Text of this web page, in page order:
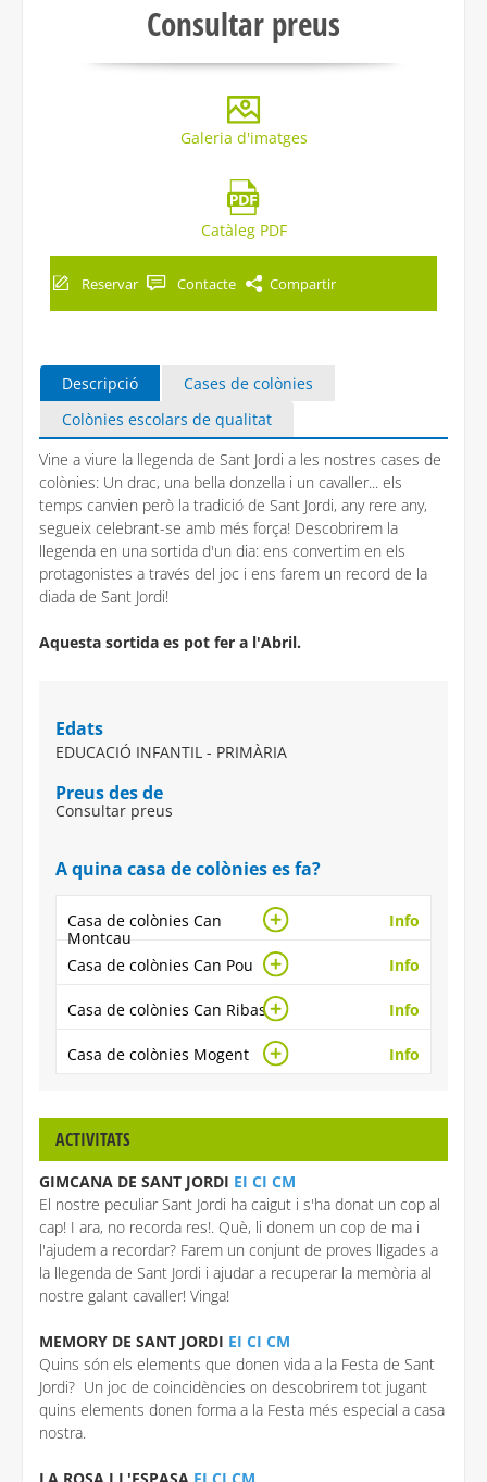
Consultar preus
Galeria d'imatges
Catàleg PDF
Reservar Contacte Compartir
Descripció
Cases de colònies
Colònies escolars de qualitat
Vine a viure la llegenda de Sant Jordi a les nostres cases de
colònies: Un drac, una bella donzella i un cavaller... els
temps canvien però la tradició de Sant Jordi, any rere any,
segueix celebrant-se amb més força! Descobrirem la
llegenda en una sortida d'un dia: ens convertim en els
protagonistes a través del joc i ens farem un record de la
diada de Sant Jordi!
Aquesta sortida es pot fer a l'Abril.
Edats
EDUCACIÓ INFANTIL - PRIMÀRIA
Preus des de
Consultar preus
A quina casa de colònies es fa?
Casa de colònies Can
Montcau
Info
Casa de colònies Can Pou Info
Casa de colònies Can Ribas Info
Casa de colònies Mogent Info
ACTIVITATS
GIMCANA DE SANT JORDI EI CI CM
El nostre peculiar Sant Jordi ha caigut i s'ha donat un cop al
cap! I ara, no recorda res!. Què, li donem un cop de ma i
l'ajudem a recordar? Farem un conjunt de proves lligades a
la llegenda de Sant Jordi i ajudar a recuperar la memòria al
nostre galant cavaller! Vinga!
MEMORY DE SANT JORDI EI CI CM
Quins són els elements que donen vida a la Festa de Sant
Jordi? Un joc de coincidències on descobrirem tot jugant
quins elements donen forma a la Festa més especial a casa
nostra.